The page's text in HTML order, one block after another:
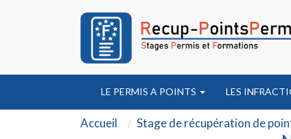
LE PERMIS A POINTS LES
Accueil Stage de récupération de